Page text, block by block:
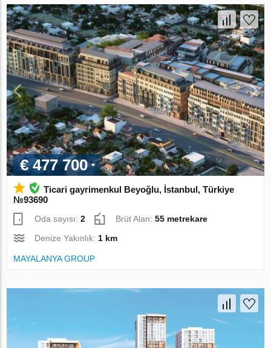
€ 477 700
Ticari gayrimenkul Beyoğlu, İstanbul, Türkiye
№93690
Oda sayısı:2 Brüt Alan:55 metrekare
Denize Yakınlık: 1 km
MAYALANYA GROUP